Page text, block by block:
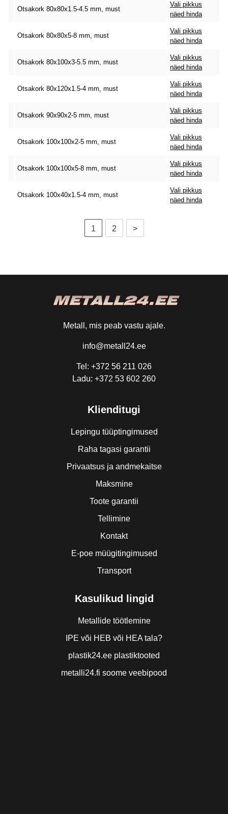
Otsakork 80x80x1.5-4.5 mm, must
Vali pikkus
näed hinda
Otsakork 80x80x5-8 mm, must
Vali pikkus
näed hinda
Otsakork 80x100x3-5.5 mm, must
Vali pikkus
näed hinda
Otsakork 80x120x1.5-4 mm, must
Vali pikkus
näed hinda
Otsakork 90x90x2-5 mm, must
Vali pikkus
näed hinda
Otsakork 100x100x2-5 mm, must
Vali pikkus
näed hinda
Otsakork 100x100x5-8 mm, must
Vali pikkus
näed hinda
Otsakork 100x40x1.5-4 mm, must
Vali pikkus
näed hinda
1 2 >
Metall, mis peab vastu ajale.
info@metall24.ee
Tel: +372 56 211 026
Ladu: +372 53 602 260
Klienditugi
Lepingu tüüptingimused
Raha tagasi garantii
Privaatsus ja andmekaitse
Maksmine
Toote garantii
Tellimine
Kontakt
E-poe müügitingimused
Transport
Kasulikud lingid
Metallide töötlemine
IPE või HEB või HEA tala?
plastik24.ee plastiktooted
metalli24.fi soome veebipood